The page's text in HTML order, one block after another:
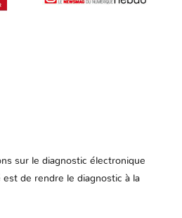
sur le diagnostic électronique
de rendre le diagnostic à la